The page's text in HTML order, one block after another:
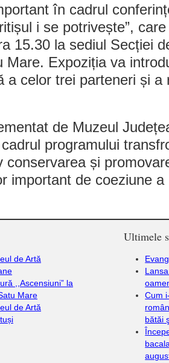
în cadrul
i se potrivește”,
15.30 la sediul Secției
Mare. Expoziția va
a celor trei parteneri și a
de Muzeul
programului
conservarea și
important de coeziune
de Artă
,,Ascensiuni” la
Mare
de Artă
Ultimele
Cum
bătăi